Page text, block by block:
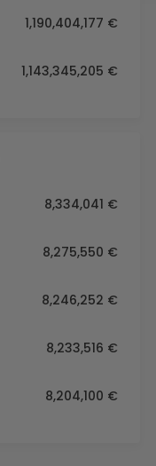
1,190,404,177 €
1,143,345,205 €
8,334,041 €
8,275,550 €
8,246,252 €
8,233,516 €
8,204,100 €